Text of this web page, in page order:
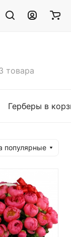
товара
Герберы в
популярные